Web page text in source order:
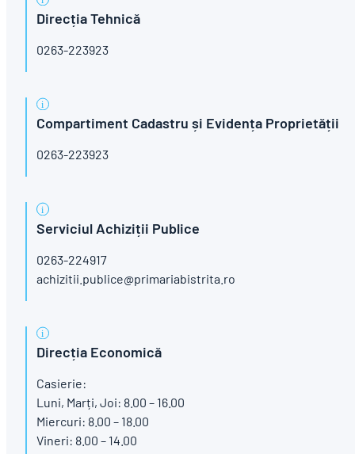
Direcția Tehnică
0263-223923
Compartiment Cadastru și Evidența Proprietății
0263-223923
Serviciul Achiziții Publice
0263-224917
achizitii.publice@primariabistrita.ro
Direcția Economică
Casierie:
Luni, Marți, Joi: 8.00 – 16.00
Miercuri: 8.00 – 18.00
Vineri: 8.00 – 14.00